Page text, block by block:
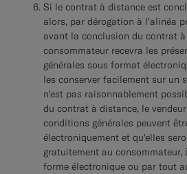
Si le contrat à distance est
alors, par dérogation à l'alinéa
avant la conclusion du contrat
consommateur recevra les
générales sous format
les conserver facilement sur un
n'est pas raisonnablement
du contrat à distance, le
conditions générales peuvent
électroniquement et qu'elles
gratuitement au consommateur,
forme électronique ou par tout